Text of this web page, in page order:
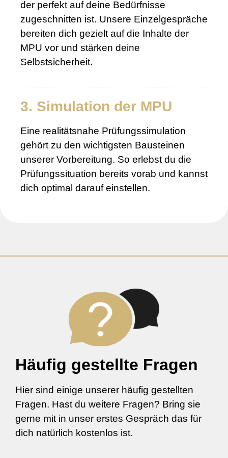
der perfekt auf deine Bedürfnisse
zugeschnitten ist. Unsere Einzelgespräche
bereiten dich gezielt auf die Inhalte der
MPU vor und stärken deine
Selbstsicherheit.
3. Simulation der MPU
Eine realitätsnahe Prüfungssimulation
gehört zu den wichtigsten Bausteinen
unserer Vorbereitung. So erlebst du die
Prüfungssituation bereits vorab und kannst
dich optimal darauf einstellen.
Häufig gestellte Fragen
Hier sind einige unserer häufig gestellten
Fragen. Hast du weitere Fragen? Bring sie
gerne mit in unser erstes Gespräch das für
dich natürlich kostenlos ist.